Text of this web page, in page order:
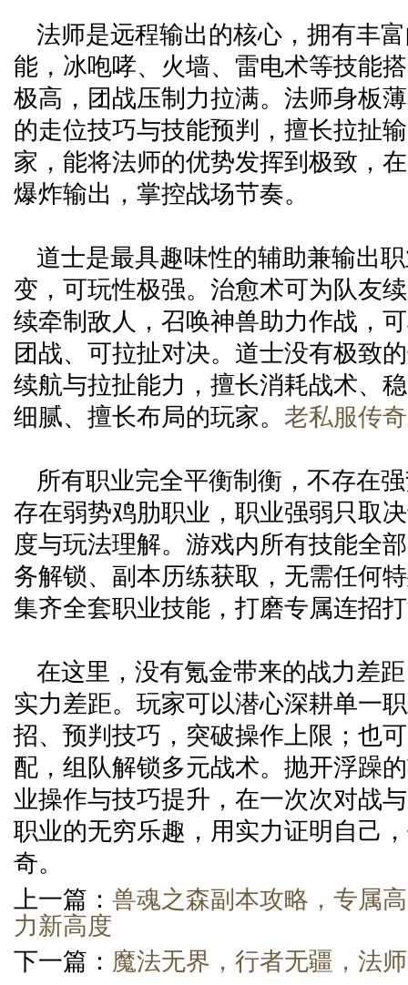
法师是远程输出的核心，拥有丰
能，冰咆哮、火墙、雷电术等技能
极高，团战压制力拉满。法师身板
的走位技巧与技能预判，擅长拉扯
家，能将法师的优势发挥到极致，
爆炸输出，掌控战场节奏。
道士是最具趣味性的辅助兼输出
变，可玩性极强。治愈术可为队友
续牵制敌人，召唤神兽助力作战，
团战、可拉扯对决。道士没有极致
续航与拉扯能力，擅长消耗战术、
细腻、擅长布局的玩家。 老私服传
所有职业完全平衡制衡，不存在
存在弱势鸡肋职业，职业强弱只取
度与玩法理解。游戏内所有技能全
务解锁、副本历练获取，无需任何
集齐全套职业技能，打磨专属连招
在这里，没有氪金带来的战力差
实力差距。玩家可以潜心深耕单一
招、预判技巧，突破操作上限；也
配，组队解锁多元战术。抛开浮躁
业操作与技巧提升，在一次次对战
职业的无穷乐趣，用实力证明自己
奇。
上一篇： 兽魂之森副本攻略，专属
力新高度
下一篇： 魔法无界，行者无疆，法